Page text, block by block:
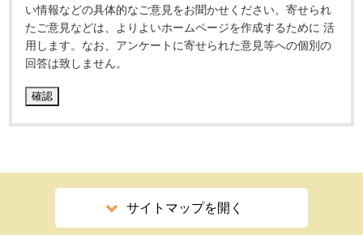
い情報などの具体的なご意見をお聞かせください。寄せられ
たご意見などは、よりよいホームページを作成するために 活
用します。なお、アンケートに寄せられた意見等への個別の
回答は致しません。
サイトマップを開く